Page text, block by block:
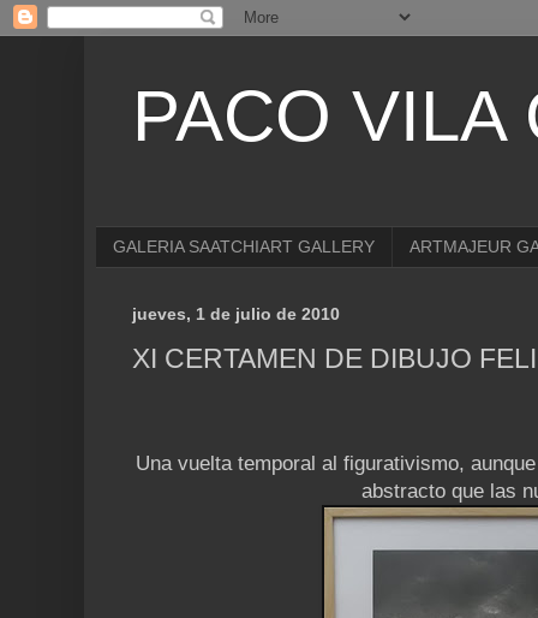
PACO VILA
GALERIA SAATCHIART GALLERY ARTMAJEUR
jueves, 1 de julio de 2010
XI CERTAMEN DE DIBUJO
Una vuelta temporal al figurativismo,
abstracto que las